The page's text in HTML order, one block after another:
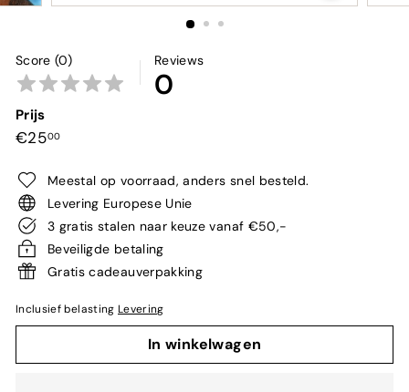
Score (0) Reviews
0
Prijs
Normale
€2500€25,00
Meestal op voorraad, anders snel besteld.
Levering Europese Unie
3 gratis stalen naar keuze vanaf €50,-
Beveiligde betaling
Gratis cadeauverpakking
Inclusief belasting Levering
In winkelwagen